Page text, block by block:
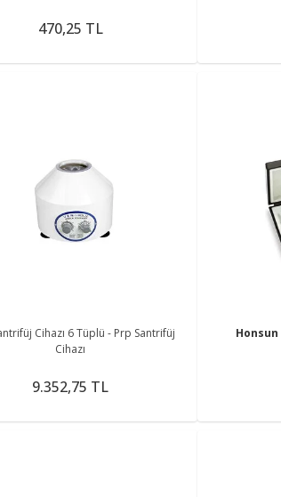
470,25 TL
Cihazı 6 Tüplü - Prp Santrifüj
Cihazı
9.352,75 TL
Honsun